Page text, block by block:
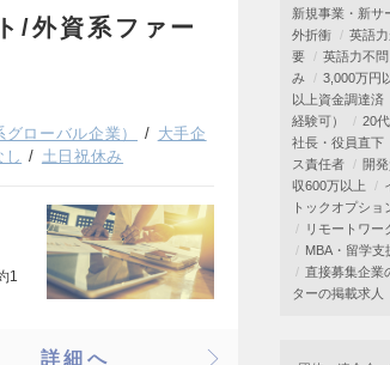
外資系ファー
ローバル企業）
大手企
し 土日祝休み
1
詳細へ
新規事業・新サ
外折衝
英語
要
英語力不問
み
3,000万円
以上資金調達済
経験可）
20
社長・役員直下
ス責任者
開
収600万以上
トックオプショ
リモートワー
MBA・留学支
直接募集企業
ターの掲載求人